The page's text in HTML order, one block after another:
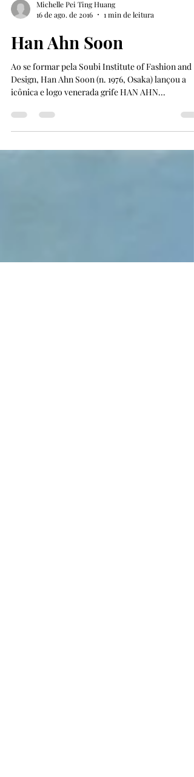
16 de ago. de 2016
1 min de leitura
Han Ahn Soon
Ao se formar pela Soubi Institute of Fashion and
icônica e logo venerada grife HAN AHN...